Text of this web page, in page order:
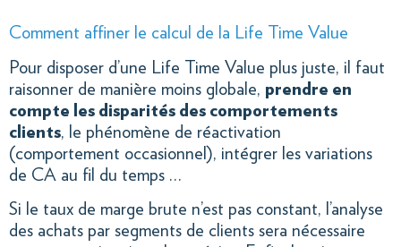
Comment affiner le calcul de la Life Time Value
Pour disposer d’une Life Time Value plus juste, il faut
raisonner de manière moins globale, prendre en
compte les disparités des comportements
clients, le phénomène de réactivation
(comportement occasionnel), intégrer les variations
de CA au fil du temps …
Si le taux de marge brute n’est pas constant, l’analyse
des achats par segments de clients sera nécessaire